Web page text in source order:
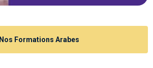
Nos Formations Arabes